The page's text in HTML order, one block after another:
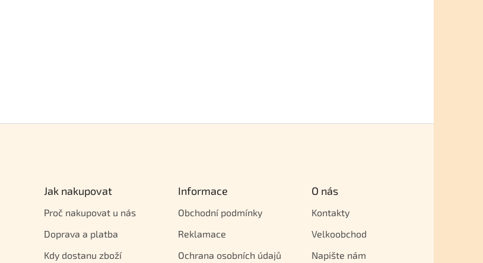
Jak nakupovat
Proč nakupovat u nás
Doprava a platba
Kdy dostanu zboží
Informace
Obchodní podmínky
Reklamace
Ochrana osobních údajů
O nás
Kontakty
Velkoobchod
Napište nám